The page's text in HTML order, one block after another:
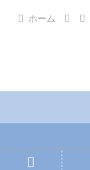
ホーム